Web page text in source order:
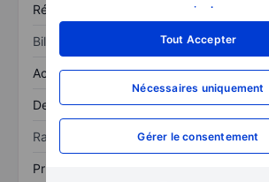
savoir plus
Tout Accepter
Nécessaires uniquement
Gérer le consentement
Résultat net XXXXXXX
Bilan
Actif total XXXXXXX
Dette totale XXXXXXX
Ratios
Prix / ventes